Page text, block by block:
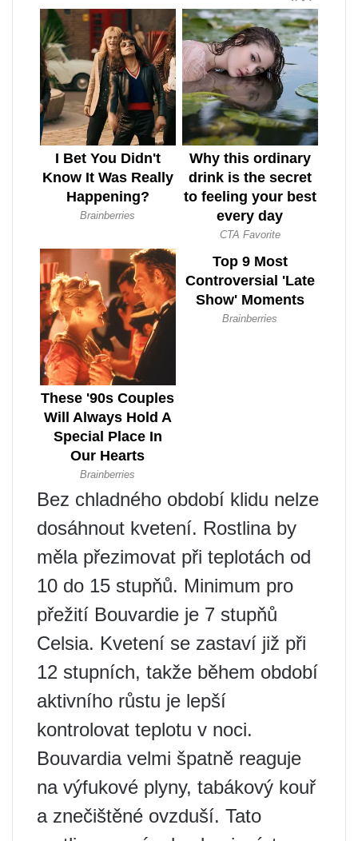
Bez chladného období klidu nelze
dosáhnout kvetení. Rostlina by
měla přezimovat při teplotách od
10 do 15 stupňů. Minimum pro
přežití Bouvardie je 7 stupňů
Celsia. Kvetení se zastaví již při
12 stupních, takže během období
aktivního růstu je lepší
kontrolovat teplotu v noci.
Bouvardia velmi špatně reaguje
na výfukové plyny, tabákový kouř
a znečištěné ovzduší. Tato